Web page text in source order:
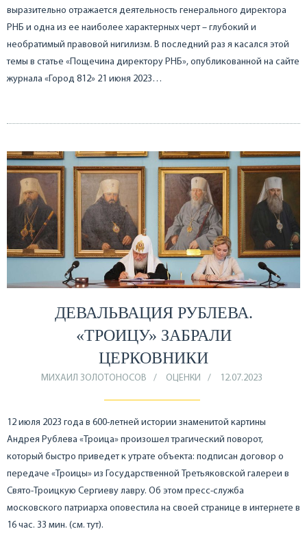
выразительно отражается деятельность генерального директора
РНБ и одна из ее наиболее характерных черт – глубокий и
необратимый правовой нигилизм. В последний раз я касался этой
темы в статье «Пощечина директору РНБ», опубликованной на сайте
журнала «Город 812» 21 июня 2023…
ДЕВАЛЬВАЦИЯ РУБЛЕВА.
«ТРОИЦУ» ЗАБРАЛИ
ЦЕРКОВНИКИ
МИХАИЛ ЗОЛОТОНОСОВ ОЦЕНКИ 12.07.2023
12 июля 2023 года в 600-летней истории знаменитой картины
Андрея Рублева «Троица» произошел трагический поворот,
который быстро приведет к утрате объекта: подписан договор о
передаче «Троицы» из Государственной Третьяковской галереи в
Свято-Троицкую Сергиеву лавру. Об этом пресс-служба
московского патриарха оповестила на своей странице в интернете в
16 час. 33 мин. (см. тут).